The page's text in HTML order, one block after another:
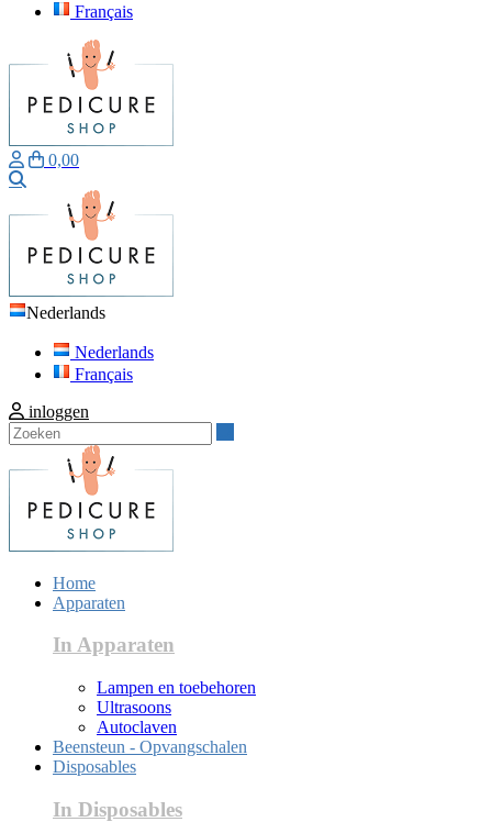
Français
0,00
Nederlands
Nederlands
Français
inloggen
Home
Apparaten
In Apparaten
Lampen en toebehoren
Ultrasoons
Autoclaven
Beensteun - Opvangschalen
Disposables
In Disposables